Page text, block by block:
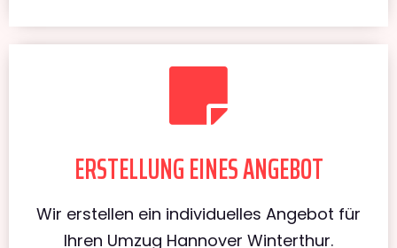
ERSTELLUNG EINES ANGEBOT
Wir erstellen ein individuelles Angebot für
Ihren Umzug Hannover Winterthur.